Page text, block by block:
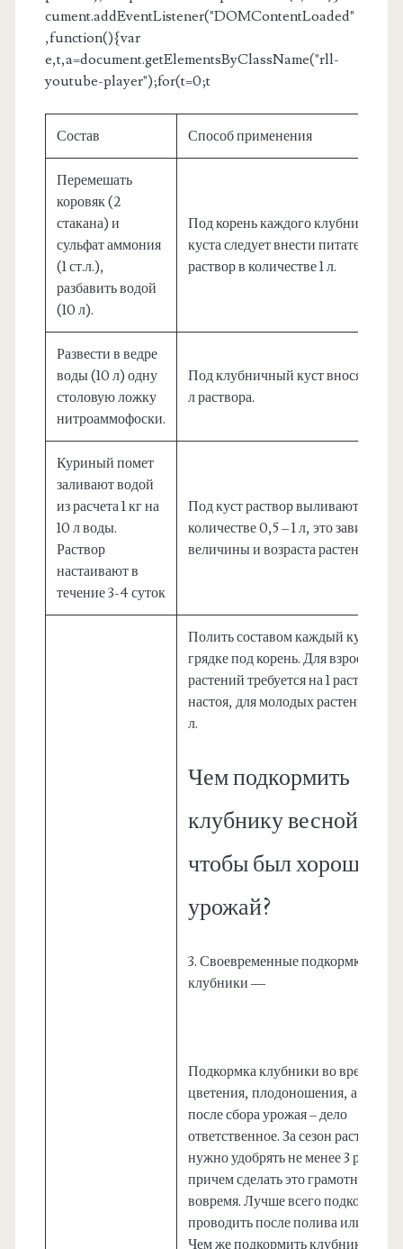
cument.addEventListener("DOMContentLoaded"
,function(){var
e,t,a=document.getElementsByClassName("rll-
youtube-player");for(t=0;t
Состав Способ применения
Перемешать
коровяк (2
стакана) и
сульфат аммония
(1 ст.л.),
разбавить водой
(10 л).
Под корень каждого клубничного
куста следует внести питательный
раствор в количестве 1 л.
Развести в ведре
воды (10 л) одну
столовую ложку
нитроаммофоски.
Под клубничный куст вносят до
л раствора.
Куриный помет
заливают водой
из расчета 1 кг на
10 л воды.
Раствор
настаивают в
течение 3-4 суток
Под куст раствор выливают в
количестве 0,5 – 1 л, это зависит от
величины и возраста растения.
Полить составом каждый куст в
грядке под корень. Для взрослых
растений требуется на 1 растение –
настоя, для молодых растений –
л.
Чем подкормить
клубнику весной
чтобы был хороший
урожай?
3. Своевременные подкормки
клубники —
Подкормка клубники во время
цветения, плодоношения, а также
после сбора урожая – дело
ответственное. За сезон растения
нужно удобрять не менее 3 раз,
причем сделать это грамотно и
вовремя. Лучше всего подкормки
проводить после полива или
Чем же подкормить клубнику для